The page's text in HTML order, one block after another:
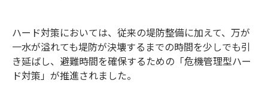
ハード対策においては、従来の堤防整備に加えて、万が
一水が溢れても堤防が決壊するまでの時間を少しでも引
き延ばし、避難時間を確保するための「危機管理型ハー
ド対策」が推進されました。